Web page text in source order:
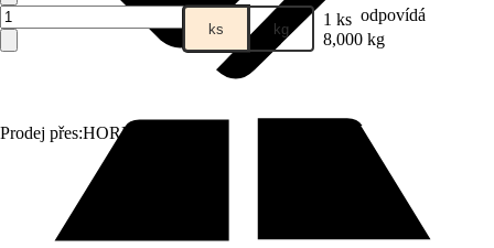
Prodej přes:HORNBACH
ks kg 1 ks odpovídá
8,000 kg